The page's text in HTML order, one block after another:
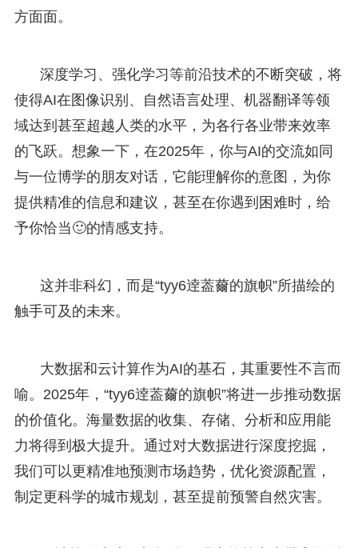
方面面。
深度学习、强化学习等前沿技术的不断突破，将
使得AI在图像识别、自然语言处理、机器翻译等领
域达到甚至超越人类的水平，为各行各业带来效率
的飞跃。想象一下，在2025年，你与AI的交流如同
与一位博学的朋友对话，它能理解你的意图，为你
提供精准的信息和建议，甚至在你遇到困难时，给
予你恰当🙂的情感支持。
这并非科幻，而是“tyy6逹葢薾的旗帜”所描绘的
触手可及的未来。
大数据和云计算作为AI的基石，其重要性不言而
喻。2025年，“tyy6逹葢薾的旗帜”将进一步推动数据
的价值化。海量数据的收集、存储、分析和应用能
力将得到极大提升。通过对大数据进行深度挖掘，
我们可以更精准地预测市场趋势，优化资源配置，
制定更科学的城市规划，甚至提前预警自然灾害。